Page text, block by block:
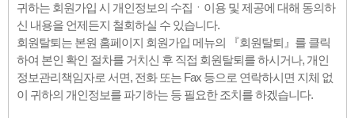
귀하는 회원가입 시 개인정보의 수집ㆍ이용 및 제공에 대해 동의하
신 내용을 언제든지 철회하실 수 있습니다.
회원탈퇴는 본원 홈페이지 회원가입 메뉴의 『회원탈퇴』를 클릭
하여 본인 확인 절차를 거치신 후 직접 회원탈퇴를 하시거나, 개인
정보관리책임자로 서면, 전화 또는 Fax 등으로 연락하시면 지체 없
이 귀하의 개인정보를 파기하는 등 필요한 조치를 하겠습니다.